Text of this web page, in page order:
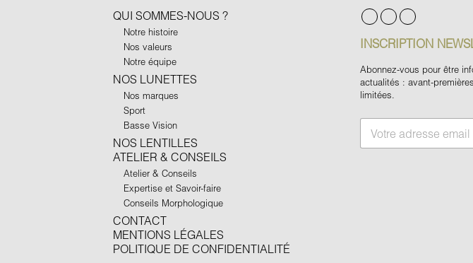
QUI SOMMES-NOUS ?
Notre histoire
Nos valeurs
Notre équipe
NOS LUNETTES
Nos marques
Sport
Basse Vision
NOS LENTILLES
ATELIER & CONSEILS
Atelier & Conseils
Expertise et Savoir-faire
Conseils Morphologique
CONTACT
MENTIONS LÉGALES
POLITIQUE DE CONFIDENTIALITÉ
INSCRIPTION
Abonnez-vous pour être
actualités : avant-
limitées.
E
a